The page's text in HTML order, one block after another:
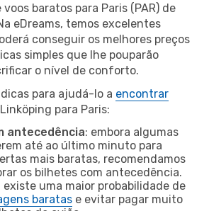
baratos para Paris (PAR) de
eDreams, temos excelentes
conseguir os melhores preços
simples que lhe pouparão
o nível de conforto.
para ajudá-lo a encontrar
para Paris:
antecedência: embora algumas
até ao último minuto para
mais baratas, recomendamos
os bilhetes com antecedência.
uma maior probabilidade de
baratas e evitar pagar muito